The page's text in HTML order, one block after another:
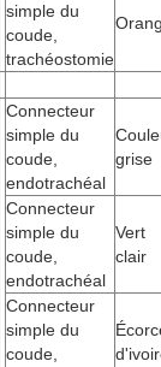
simple du
coude,
trachéostomie
Connecteur
simple du
coude,
endotrachéal
grise
Connecteur
simple du
coude,
endotrachéal
Vert
clair
Connecteur
simple du
coude,